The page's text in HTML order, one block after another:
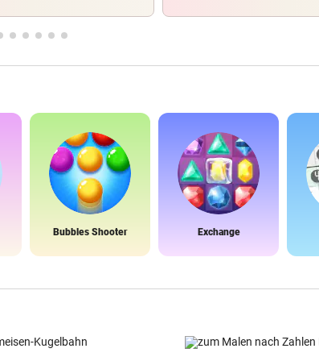
Bubbles Shooter Exchange